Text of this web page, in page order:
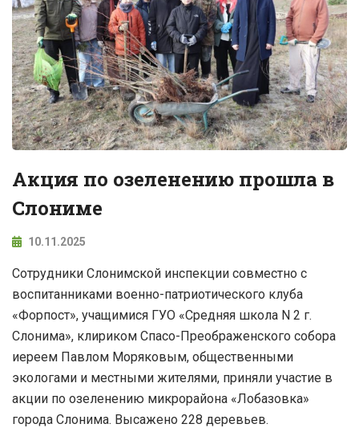
Акция по озеленению прошла в
Слониме
10.11.2025
Сотрудники Слонимской инспекции совместно с
воспитанниками военно-патриотического клуба
«Форпост», учащимися ГУО «Средняя школа N 2 г.
Слонима», клириком Спасо-Преображенского собора
иереем Павлом Моряковым, общественными
экологами и местными жителями, приняли участие в
акции по озеленению микрорайона «Лобазовка»
города Слонима. Высажено 228 деревьев.